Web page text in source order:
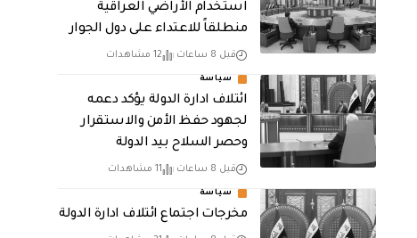
استخدام الأراضي العراقية
منطلقاً للاعتداء على دول الجوار
قبل 8 ساعات 12 مشاهدات
سياسة
ائتلاف ادارة الدولة يؤكد دعمه
لجهود حفظ الأمن والاستقرار
وحصر السلاح بيد الدولة
قبل 8 ساعات 11 مشاهدات
سياسة
مخرجات اجتماع ائتلاف ادارة الدولة